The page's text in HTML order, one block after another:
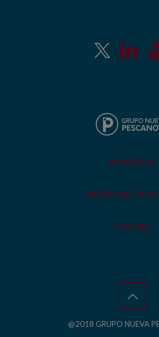
AVISO LEGAL
POLÍTICA DE
COOKIES
@2018 GRUPO NUEVA